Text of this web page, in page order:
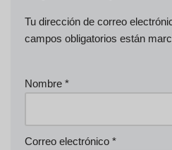
Tu dirección de correo
campos obligatorios están
Nombre *
Correo electrónico *